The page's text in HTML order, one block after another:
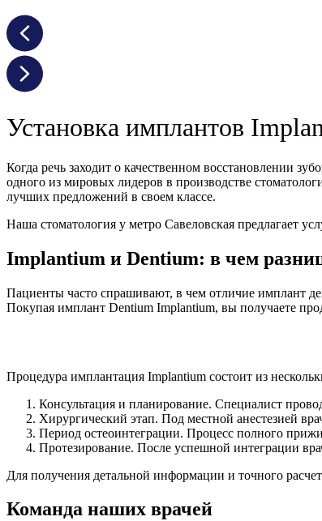
Установка имплантов
Когда речь заходит о качественном восстановлении
одного из мировых лидеров в производстве
лучших предложений в своем классе.
Наша стоматология у метро Савеловская предлагает
Implantium и Dentium: в чем
Пациенты часто спрашивают, в чем отличие имплант
Покупая имплант Dentium Implantium, вы получаете
Процедура имплантация Implantium состоит из
Консультация и планирование. Специалист
Хирургический этап. Под местной анестезией
Период остеоинтеграции. Процесс полного
Протезирование. После успешной интеграции
Для получения детальной информации и точного
Команда наших врачей